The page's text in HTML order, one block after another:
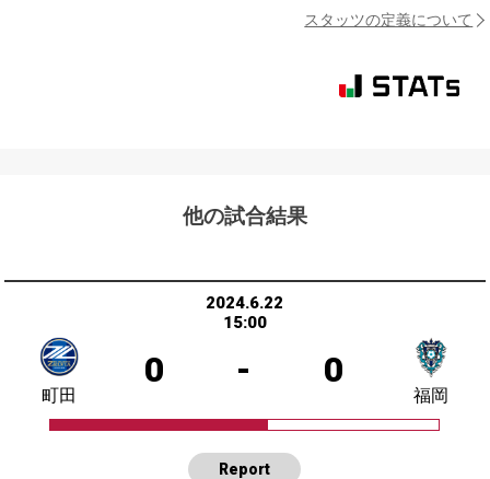
スタッツの定義について
他の試合結果
2024.6.22
15:00
0 - 0
町田 福岡
Report